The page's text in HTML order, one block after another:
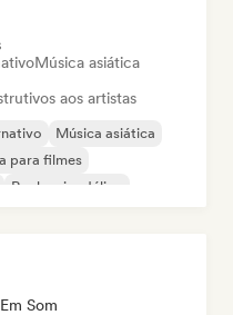
Música asiática
aos artistas
Música asiática
para filmes
Rock psicodélico
Som